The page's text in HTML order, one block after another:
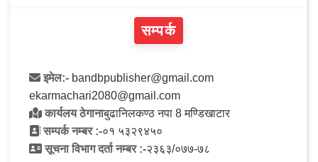
सम्पर्क
इमेल:- bandbpublisher@gmail.com
ekarmachari2080@gmail.com
कार्यलय ठेगानाबुढानिलकण्ठ नपा 8 मण्डिखाटार
सम्पर्क नम्बर :-०१ ५३२९४५०
सूचना विभाग दर्ता नम्बर :-२३६३/०७७-७८